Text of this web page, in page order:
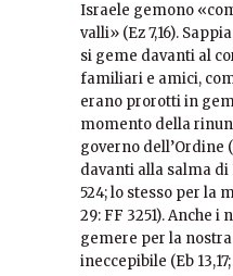
Israele gemono
valli» (Ez 7,16).
si geme davanti al
familiari e amici,
erano prorotti in
momento della
governo dell’Ordine
davanti alla salma di
524; lo stesso per la
29: FF 3251). Anche
gemere per la
ineccepibile (Eb